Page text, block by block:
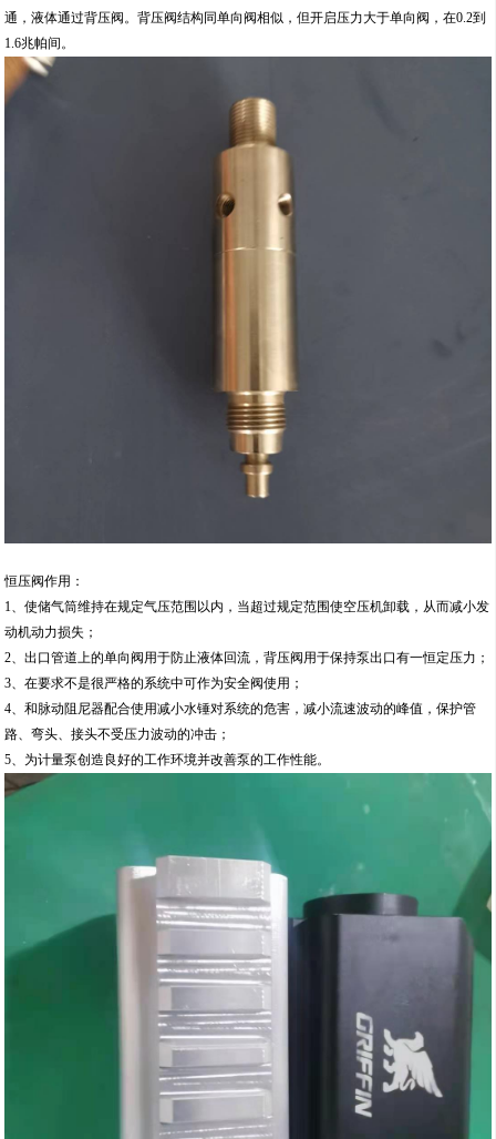
通，液体通过背压阀。背压阀结构同单向阀相似，但开启压力大于单向阀，在0.2到
1.6兆帕间。
恒压阀作用：
1、使储气筒维持在规定气压范围以内，当超过规定范围使空压机卸载，从而减小发
动机动力损失；
2、出口管道上的单向阀用于防止液体回流，背压阀用于保持泵出口有一恒定压力；
3、在要求不是很严格的系统中可作为安全阀使用；
4、和脉动阻尼器配合使用减小水锤对系统的危害，减小流速波动的峰值，保护管
路、弯头、接头不受压力波动的冲击；
5、为计量泵创造良好的工作环境并改善泵的工作性能。